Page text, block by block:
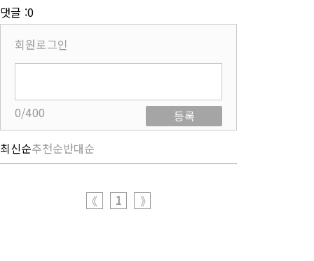
댓글 :0
회원로그인
0/400
등록
최신순추천순반대순
《 1 》